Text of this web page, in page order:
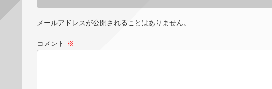
メールアドレスが公開されることはありません。
コメント ※